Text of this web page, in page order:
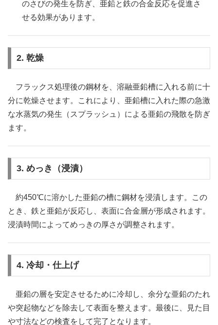
のさびの発生を防ぎ、亜鉛と鉄の合金反応を促進さ
せる効果があります。
2. 乾燥
フラックス処理後の鋼材を、溶融亜鉛槽に入れる前に十
分に乾燥させます。これにより、亜鉛槽に入れた際の急激
な水蒸気の発生（スプラッシュ）による亜鉛の飛散を防ぎ
ます。
3. めっき（浸漬）
約450℃に溶かした亜鉛の槽に鋼材を浸漬します。この
とき、鉄と亜鉛が反応し、表面に合金層が形成されます。
浸漬時間によってめっきの厚さが調整されます。
4. 冷却・仕上げ
亜鉛の層を安定させるために冷却し、余分な亜鉛のたれ
や突起物などを除去して表面を整えます。最後に、見た目
や寸法などの検査をして完了となります。